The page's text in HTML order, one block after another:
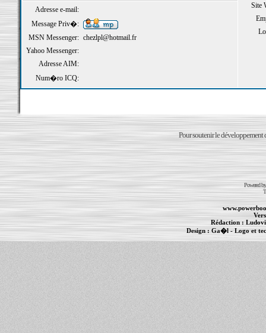
Site
Adresse e-mail:
Message Priv�:
MSN Messenger: chezlpl@hotmail.fr
Yahoo Messenger:
Adresse AIM:
Num�ro ICQ:
Pour soutenir le développement
Powered
Rédaction :
Design : Ga�l- Logo et
Informations : PowerBook -